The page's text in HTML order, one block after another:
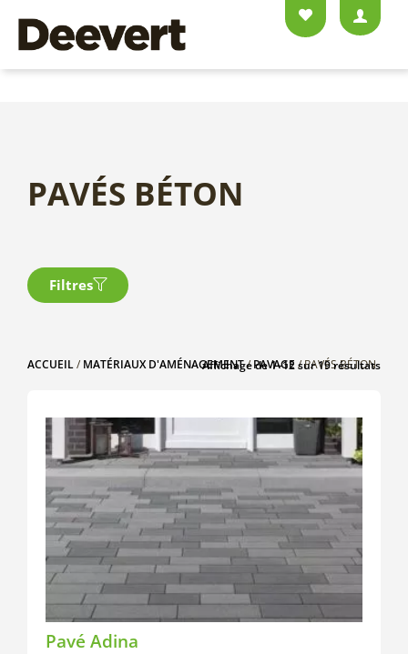
PAVÉS BÉTON
Filtres
ACCUEIL/ MATÉRIAUX D'AMÉNAGEMENT/PAVAGE / PAVÉS BÉTON
Affichage de 1–12 sur 19 résultats
Pavé Adina